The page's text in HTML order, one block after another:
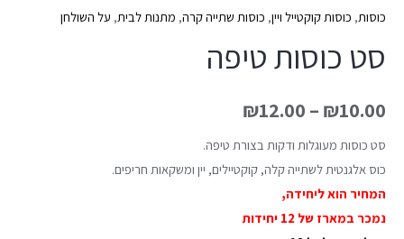
כוסות, כוסות קוקטייל ויין, כוסות שתייה קרה, מתנות לבית, על השולחן
סט כוסות טיפה
₪10.00
–
₪12.00
סט כוסות מעוגלות ודקות בצורת טיפה.
כוס אלגנטית לשתייה קלה, קוקטיילים, יין ומשקאות חריפים.
המחיר הוא ליחידה,
נמכר במארז של 12 יחידות